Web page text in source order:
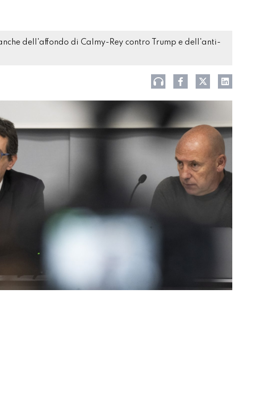
dell'affondo di Calmy-Rey contro Trump e dell'anti-